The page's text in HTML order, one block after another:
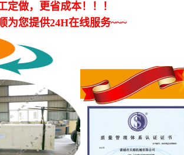
做，更省成本！！！
您提供24H在线服务~~~